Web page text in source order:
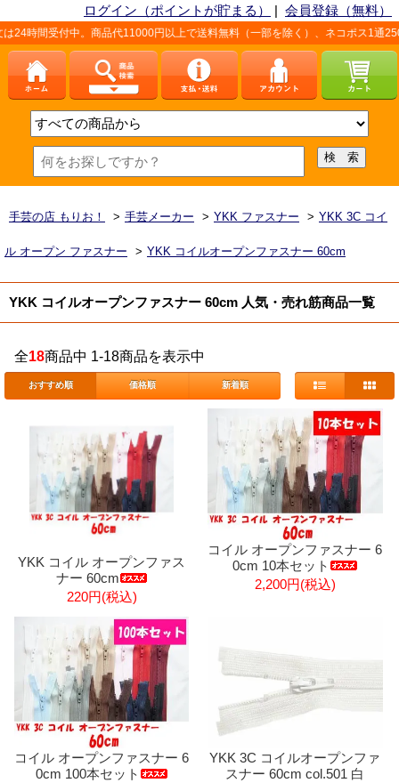
ログイン（ポイントが貯まる） | 会員登録（無料）
間受付中。商品代11000円以上で送料無料（一部を除く）、ネコポス1通250円
手芸の店 もりお！ > 手芸メーカー > YKK ファスナー > YKK 3C コイ
ル オープン ファスナー > YKK コイルオープンファスナー 60cm
YKK コイルオープンファスナー 60cm 人気・売れ筋商品一覧
全18商品中 1-18商品を表示中
おすすめ順 価格順 新着順
YKK コイル オープンファス
ナー 60cm
220円(税込)
コイル オープンファスナー 6
0cm 10本セット
2,200円(税込)
コイル オープンファスナー 6
0cm 100本セット
YKK 3C コイルオープンファ
スナー 60cm col.501 白